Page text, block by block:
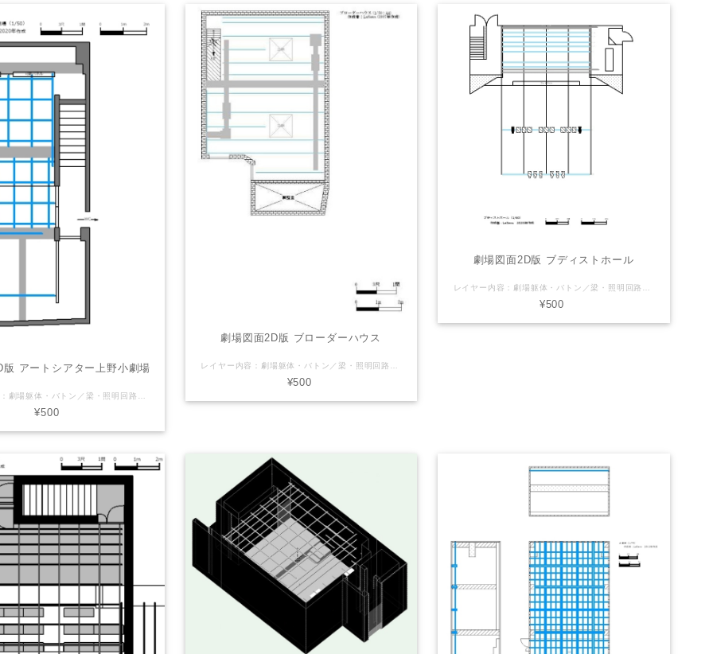
版 アートシアター上野小劇場
¥500
劇場図面2D版 ブローダーハウス
¥500
劇場図面2D版 ブディストホール
レイヤー内容：劇場躯体・バトン／梁・照明回路・断面図・基本吊り LaSensのオリジナル（非公式）Vectorworks図面を販売しております。 【注意】（下記ご了承頂ける方のみご利用下さい） ※誤差や誤表記がある可能性があります。 ※2次利用・商用利用可 ※Vectorworksデータはバージョン2011で製作しております ※使用される方の責任でご自由にお使いください。 ご利用にあたっては当サイトは一切の責任を負わないものとします。 劇場さん側で公式図面(pdfやvector works等)を配布している場合がありますので そちらを併せてご確認・ご利用下さい。
¥500